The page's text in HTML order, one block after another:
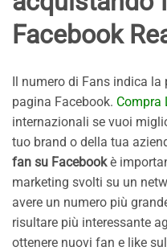
Facebook
Il numero di Fans indica
pagina Facebook. Compra
internazionali se vuoi
tuo brand o della tua
fan su Facebookè
marketing svolti su un
avere un numero più
risultare più interessante
ottenere nuovi fan e like